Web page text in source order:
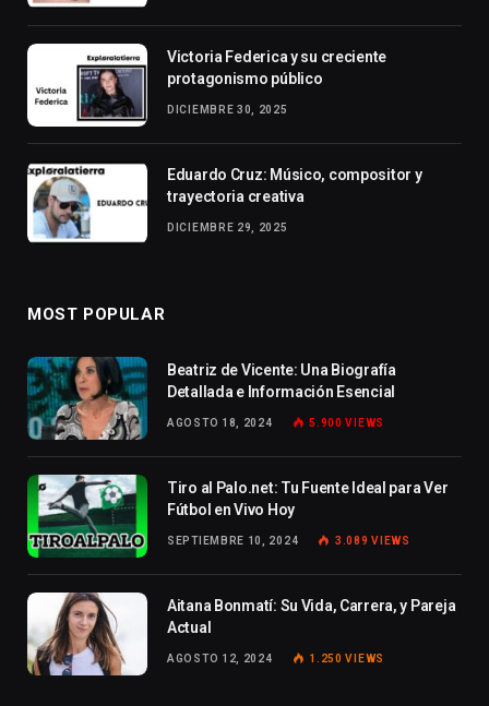
Victoria Federica y su creciente
protagonismo público
DICIEMBRE 30, 2025
Eduardo Cruz: Músico, compositor y
trayectoria creativa
DICIEMBRE 29, 2025
MOST POPULAR
Beatriz de Vicente: Una Biografía
Detallada e Información Esencial
AGOSTO 18, 2024 5.900VIEWS
Tiro al Palo.net: Tu Fuente Ideal para Ver
Fútbol en Vivo Hoy
SEPTIEMBRE 10, 2024 3.089VIEWS
Aitana Bonmatí: Su Vida, Carrera, y Pareja
Actual
AGOSTO 12, 2024 1.250VIEWS